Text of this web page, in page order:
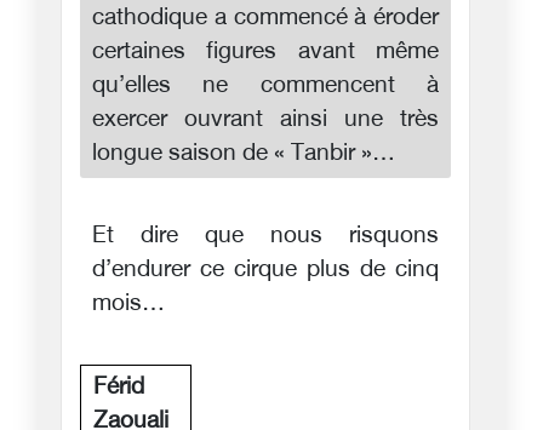
cathodique a commencé à éroder
certaines figures avant même
qu’elles ne commencent à
exercer ouvrant ainsi une très
longue saison de « Tanbir »…
Et dire que nous risquons
d’endurer ce cirque plus de cinq
mois…
Férid
Zaouali